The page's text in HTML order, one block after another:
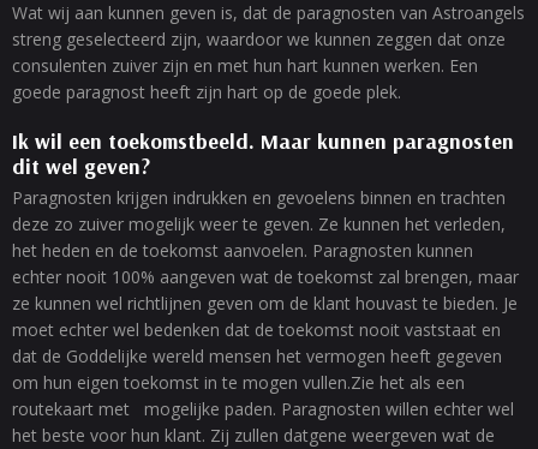
Wat wij aan kunnen geven is, dat de paragnosten van Astroangels
streng geselecteerd zijn, waardoor we kunnen zeggen dat onze
consulenten zuiver zijn en met hun hart kunnen werken. Een
goede paragnost heeft zijn hart op de goede plek.
Ik wil een toekomstbeeld. Maar kunnen paragnosten
dit wel geven?
Paragnosten krijgen indrukken en gevoelens binnen en trachten
deze zo zuiver mogelijk weer te geven. Ze kunnen het verleden,
het heden en de toekomst aanvoelen. Paragnosten kunnen
echter nooit 100% aangeven wat de toekomst zal brengen, maar
ze kunnen wel richtlijnen geven om de klant houvast te bieden. Je
moet echter wel bedenken dat de toekomst nooit vaststaat en
dat de Goddelijke wereld mensen het vermogen heeft gegeven
om hun eigen toekomst in te mogen vullen.Zie het als een
routekaart met mogelijke paden. Paragnosten willen echter wel
het beste voor hun klant. Zij zullen datgene weergeven wat de